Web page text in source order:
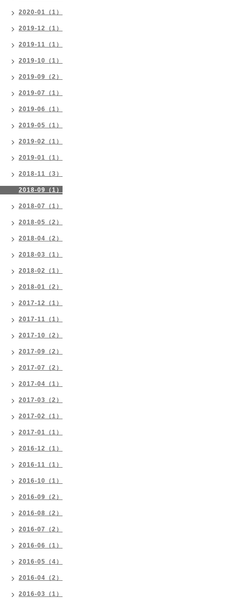
2020-01（1）
2019-12（1）
2019-11（1）
2019-10（1）
2019-09（2）
2019-07（1）
2019-06（1）
2019-05（1）
2019-02（1）
2019-01（1）
2018-11（3）
2018-09（1）
2018-07（1）
2018-05（2）
2018-04（2）
2018-03（1）
2018-02（1）
2018-01（2）
2017-12（1）
2017-11（1）
2017-10（2）
2017-09（2）
2017-07（2）
2017-04（1）
2017-03（2）
2017-02（1）
2017-01（1）
2016-12（1）
2016-11（1）
2016-10（1）
2016-09（2）
2016-08（2）
2016-07（2）
2016-06（1）
2016-05（4）
2016-04（2）
2016-03（1）